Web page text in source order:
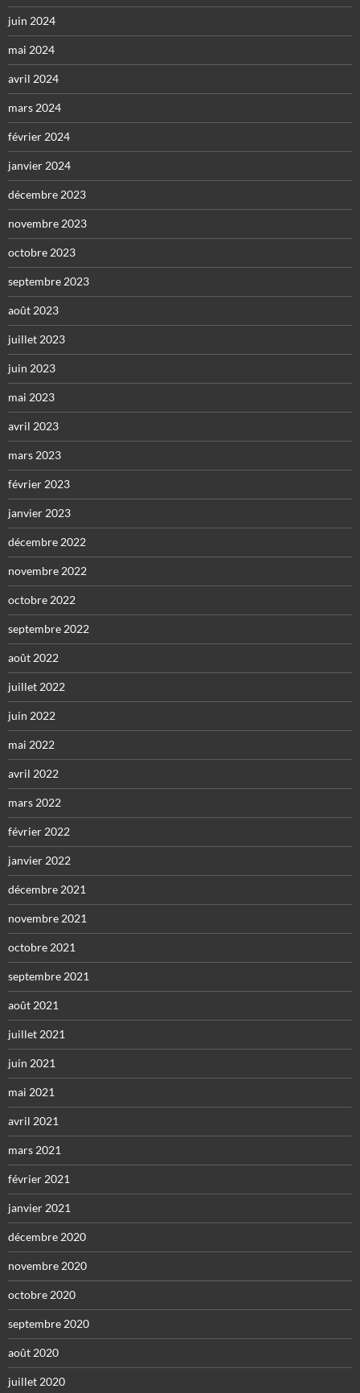
juin 2024
mai 2024
avril 2024
mars 2024
février 2024
janvier 2024
décembre 2023
novembre 2023
octobre 2023
septembre 2023
août 2023
juillet 2023
juin 2023
mai 2023
avril 2023
mars 2023
février 2023
janvier 2023
décembre 2022
novembre 2022
octobre 2022
septembre 2022
août 2022
juillet 2022
juin 2022
mai 2022
avril 2022
mars 2022
février 2022
janvier 2022
décembre 2021
novembre 2021
octobre 2021
septembre 2021
août 2021
juillet 2021
juin 2021
mai 2021
avril 2021
mars 2021
février 2021
janvier 2021
décembre 2020
novembre 2020
octobre 2020
septembre 2020
août 2020
juillet 2020